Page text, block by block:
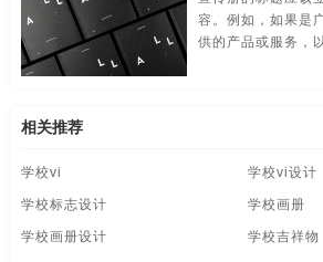
专题-品牌策划 字体-品牌策划 集团-品
商标-品牌策划 招商-品牌策划
白酒/红酒/啤酒/水-包装设计
包装网站-包装设计 保健品-包装设计 餐
容。例如，如果是
供的产品或服务，
相关推荐
学校vi 学校vi设计
学校标志设计 学校画册
学校画册设计 学校吉祥物